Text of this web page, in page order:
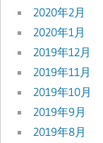
2020年2月
2020年1月
2019年12月
2019年11月
2019年10月
2019年9月
2019年8月